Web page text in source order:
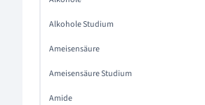
Alkohole Studium
Ameisensäure
Ameisensäure Studium
Amide